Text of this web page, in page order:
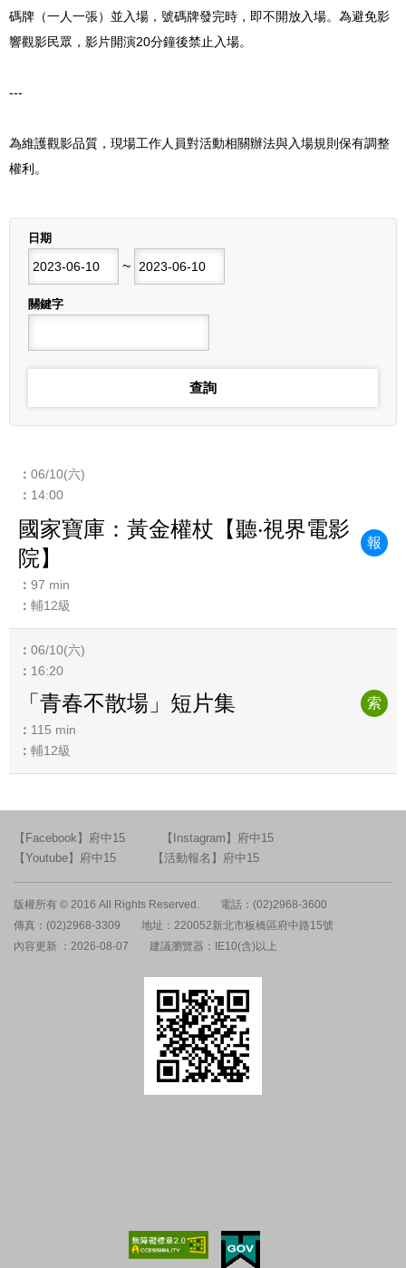
碼牌（一人一張）並入場，號碼牌發完時，即不開放入場。為避免影
響觀影民眾，影片開演20分鐘後禁止入場。
---
為維護觀影品質，現場工作人員對活動相關辦法與入場規則保有調整
權利。
日期
~
結束日期
關鍵字
06/10(六)
14:00
國家寶庫：黃金權杖【聽‧視界電影
院】
報
97 min
輔12級
06/10(六)
16:20
「青春不散場」短片集 索
115 min
輔12級
【Facebook】府中15
【Instagram】府中15
【Youtube】府中15
【活動報名】府中15
版權所有 © 2016 All Rights Reserved.
電話：(02)2968-3600
傳真：(02)2968-3309
地址：220052新北市板橋區府中路15號
內容更新 ：2026-08-07
建議瀏覽器：IE10(含)以上